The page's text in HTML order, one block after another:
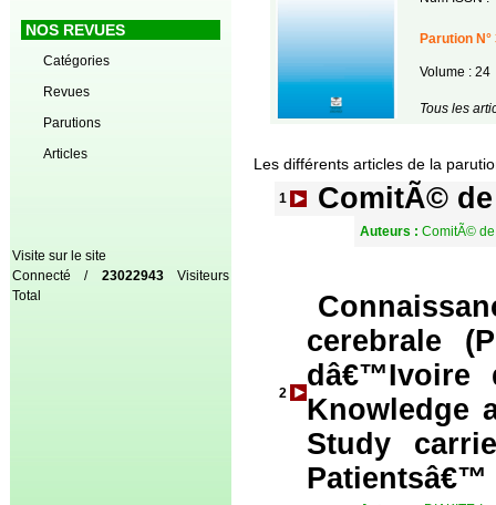
NOS REVUES
Catégories
Revues
Parutions
Articles
Visite sur le site
Connecté / 23022943Visiteurs
Total
Parution N°
Volume : 24
Tous les
Les différents articles de la
1 ComitÃ©
Auteurs : ComitÃ©
2
cerebrale
dâ€™Ivoire
Knowledge
Study
Patientsâ€™